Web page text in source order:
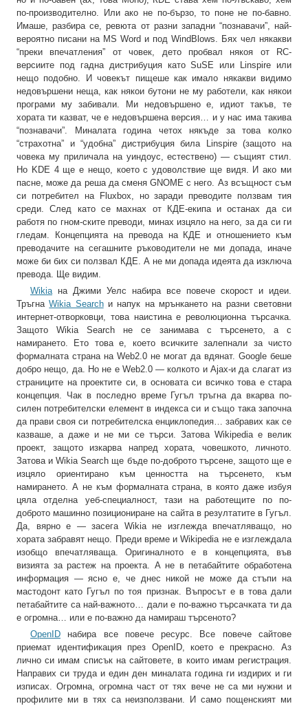
по-производително. Или ако не по-бързо, то поне не по-бавно.
Имаше, разбира се, ревюта от разни западни “познавачи”, най-
вероятно писани на MS Word и под WindBlows. Бях чел някакви
“преки впечатления” от човек, дето пробвал някоя от RC-
версиите под гадна дистрибуция като SuSE или Linspire или
нещо подобно. И човекът пищеше как имало някакви видимо
недовършени неща, как някои бутони не му работели, как някои
програми му забивали. Ми недовършено е, идиот такъв, те
хората ти казват, че е недовършена версия… и у нас има такива
“познавачи”. Миналата година четох някъде за това колко
“страхотна” и “удобна” дистрибуция била Linspire (защото на
човека му приличала на уиндоус, естествено) — същият стил.
Но KDE 4 ще е нещо, което с удоволствие ще видя. И ако ми
пасне, може да реша да сменя GNOME с него. Аз всъщност съм
си потребител на Fluxbox, но заради преводите ползвам тия
среди. След като се махнах от КДЕ-екипа и останах да си
работя по гном-ските преводи, минах изцяло на него, за да си ги
гледам. Концепцията на превода на КДЕ и отношението към
преводачите на сегашните ръководители не ми допада, иначе
може би бих си ползвал КДЕ. А не ми допада идеята да изключа
превода. Ще видим.
Wikiaна Джими Уелс набира все повече скорост и идеи.
ТръгнаWikia Searchи напук на мрънкането на разни световни
интернет-отворковци, това наистина е революционна търсачка.
Защото Wikia Search не се занимава с търсенето, а с
намирането. Ето това е, което всичките залепнали за чисто
формалната страна на Web2.0 не могат да вдянат. Google беше
добро нещо, да. Но не е Web2.0 — колкото и Ajax-и да слагат из
страниците на проектите си, в основата си всичко това е стара
концепция. Чак в последно време Гугъл тръгна да вкарва по-
силен потребителски елемент в индекса си и също така започна
да прави своя си потребителска енциклопедия… забравих как се
казваше, а даже и не ми се търси. Затова Wikipedia е велик
проект, защото изкарва напред хората, човешкото, личното.
Затова и Wikia Search ще бъде по-доброто търсене, защото ще е
изцяло ориентирано към ценността на търсенето, към
намирането. А не към формалната страна, в която даже избуя
цяла отделна уеб-специалност, тази на работещите по по-
доброто машинно позициониране на сайта в резултатите в Гугъл.
Да, вярно е — засега Wikia не изглежда впечатляващо, но
хората забравят нещо. Преди време и Wikipedia не е изглеждала
изобщо впечатляваща. Оригиналното е в концепцията, във
визията за растеж на проекта. А не в петабайтите обработена
информация — ясно е, че днес никой не може да стъпи на
мастодонт като Гугъл по тоя признак. Въпросът е в това дали
петабайтите са най-важното… дали е по-важно търсачката ти да
е огромна… или е по-важно да намираш търсеното?
OpenID набира все повече ресурс. Все повече сайтове
приемат идентификация през OpenID, което е прекрасно. Аз
лично си имам списък на сайтовете, в които имам регистрация.
Направих си труда и един ден миналата година ги издирих и ги
изписах. Огромна, огромна част от тях вече не са ми нужни и
профилите ми в тях са неизползвани. И само пощенският ми